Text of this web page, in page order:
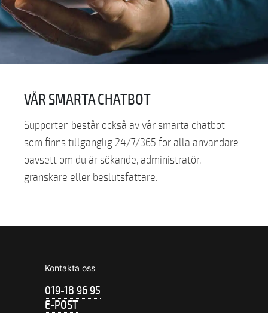
VÅR SMARTA CHATBOT
Supporten består också av vår smarta chatbot
som finns tillgänglig 24/7/365 för alla användare
oavsett om du är sökande, administratör,
granskare eller beslutsfattare.
Kontakta oss
019-18 96 95
E-POST